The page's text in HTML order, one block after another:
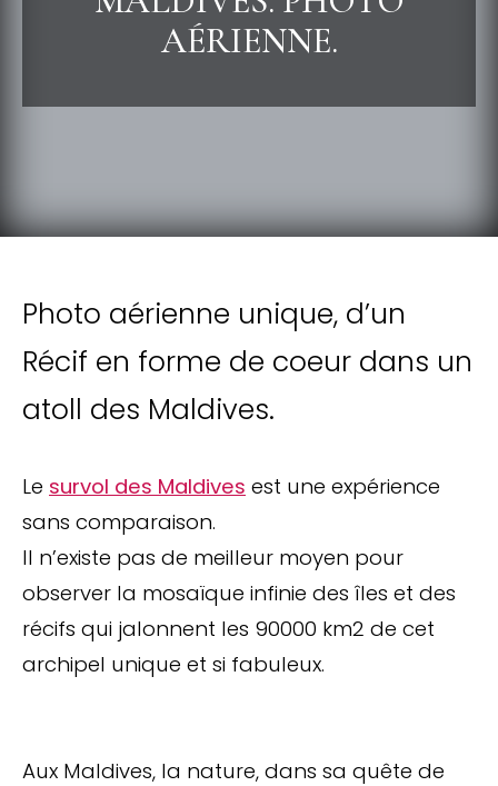
AÉRIENNE.
Photo aérienne unique, d’un
Récif en forme de coeur dans un
atoll des Maldives.
Le survol des Maldives est une expérience
sans comparaison.
Il n’existe pas de meilleur moyen pour
observer la mosaïque infinie des îles et des
récifs qui jalonnent les 90000 km2 de cet
archipel unique et si fabuleux.
Aux Maldives, la nature, dans sa quête de